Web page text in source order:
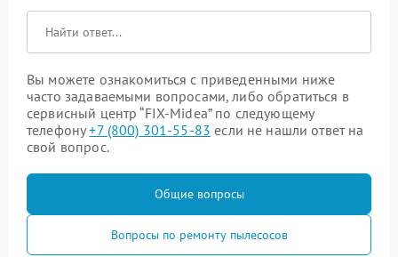
Вы можете ознакомиться с приведенными ниже
часто задаваемыми вопросами, либо обратиться в
сервисный центр “FIX-Midea” по следующему
телефону+7 (800) 301-55-83 если не нашли ответ на
свой вопрос.
Общие вопросы
Вопросы по ремонту пылесосов